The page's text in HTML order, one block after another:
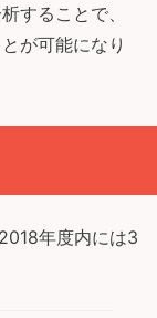
することで、
が可能になり
年度内には3